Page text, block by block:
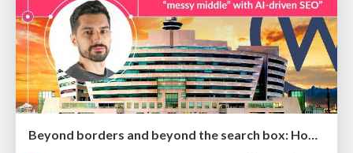
Beyond borders and beyond the search box: How to win the global "messy middle" with AI-driven SEO